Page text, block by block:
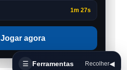
1m 27s
Jogar agora
☰ Ferramentas Recolher◀